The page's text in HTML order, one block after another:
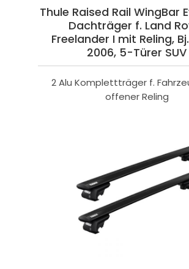
Thule Raised Rail WingBar
Dachträger f. Land
Freelander I mit Reling,
2006, 5-Türer SUV
2 Alu Komplettträger f.
offener Reling